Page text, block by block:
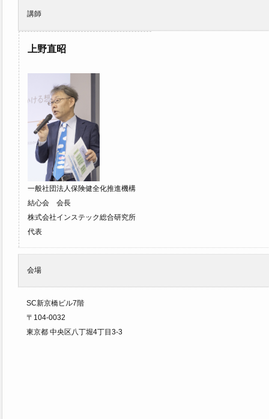
講師
上野直昭
一般社団法人保険健全化推進機構
結心会 会長
株式会社インステック総合研究所
代表
会場
SC新京橋ビル7階
〒104-0032
東京都 中央区八丁堀4丁目3-3